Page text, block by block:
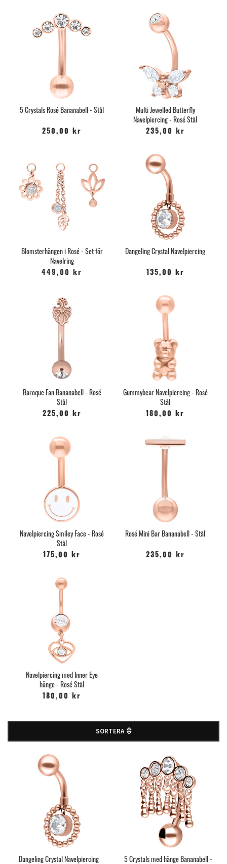
5 Crystals Rosé Bananabell - Stål
250,00 kr
Multi Jewelled Butterfly
Navelpiercing - Rosé Stål
235,00 kr
Blomsterhängen i Rosé - Set för
Navelring
449,00 kr
Dangeling Crystal Navelpiercing
135,00 kr
Baroque Fan Bananabell - Rosé
Stål
225,00 kr
Gummybear Navelpiercing - Rosé
Stål
180,00 kr
Navelpiercing Smiley Face - Rosé
Stål
175,00 kr
Rosé Mini Bar Bananabell - Stål
235,00 kr
Navelpiercing med Inner Eye
hänge - Rosé Stål
180,00 kr
SORTERA
Dangeling Crystal Navelpiercing
5 Crystals med hänge Bananabell -